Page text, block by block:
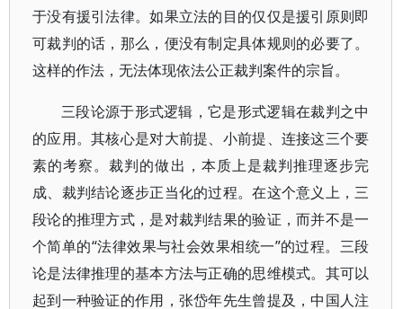
于没有援引法律。如果立法的目的仅仅是援引原则即
可裁判的话，那么，便没有制定具体规则的必要了。
这样的作法，无法体现依法公正裁判案件的宗旨。
三段论源于形式逻辑，它是形式逻辑在裁判之中
的应用。其核心是对大前提、小前提、连接这三个要
素的考察。裁判的做出，本质上是裁判推理逐步完
成、裁判结论逐步正当化的过程。在这个意义上，三
段论的推理方式，是对裁判结果的验证，而并不是一
个简单的“法律效果与社会效果相统一”的过程。三段
论是法律推理的基本方法与正确的思维模式。其可以
起到一种验证的作用，张岱年先生曾提及，中国人注